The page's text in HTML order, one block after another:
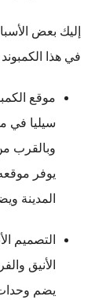
إليك بعض
في هذا الكمبوند
موقع
سيليا في
وبالقرب
يوفر
المدينة
التصميم
الأنيق
يضم وحدات